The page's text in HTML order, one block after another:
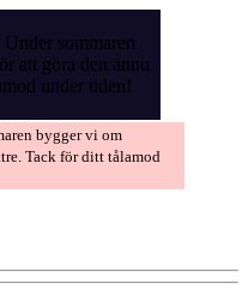
Under sommaren
att göra den ännu
under tiden!
bygger vi om
Tack för ditt tålamod